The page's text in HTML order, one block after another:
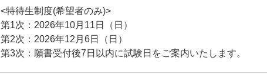
<特待生制度(希望者のみ)>
第1次：2026年10月11日（日）
第2次：2026年12月6日（日）
第3次：願書受付後7日以内に試験日をご案内いたします。